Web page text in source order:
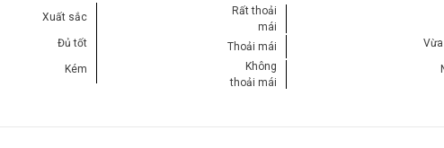
Xuất sắc
Đủ tốt
Kém
Rất thoải
mái
Thoải mái
Không
thoải mái